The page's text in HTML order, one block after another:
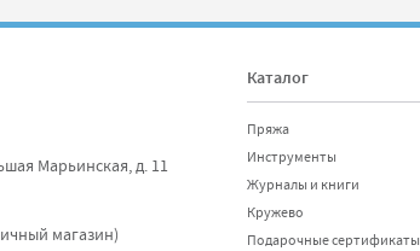
Марьинская, д. 11
магазин)
Каталог
Пряжа
Инструменты
Журналы и книги
Кружево
Подарочные сертификаты